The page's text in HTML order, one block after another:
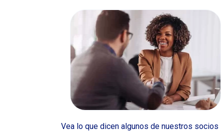
Vea lo que dicen algunos de nuestros socios